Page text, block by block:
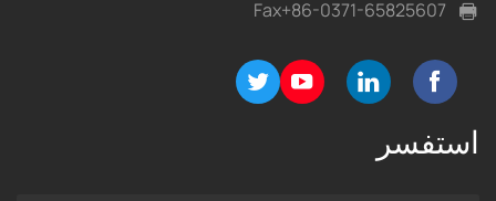
Fax+86-0371-65825607
استفسر